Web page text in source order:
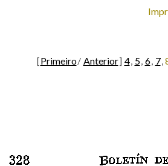
[Primeiro/ Anterior] 4, 5, 6, 7,